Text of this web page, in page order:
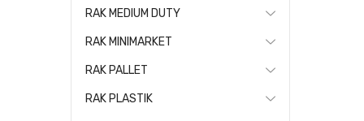
RAK MEDIUM DUTY
RAK MINIMARKET
RAK PALLET
RAK PLASTIK